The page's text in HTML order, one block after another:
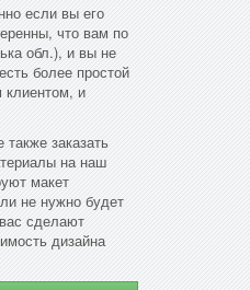
если вы его
что вам по
обл.), и вы не
более простой
клиентом, и
заказать
на наш
макет
не нужно будет
сделают
дизайна